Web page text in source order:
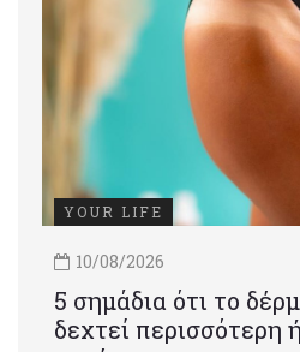
YOUR LIFE
10/08/2026
5 σημάδια ότι το
δεχτεί περισσότερη